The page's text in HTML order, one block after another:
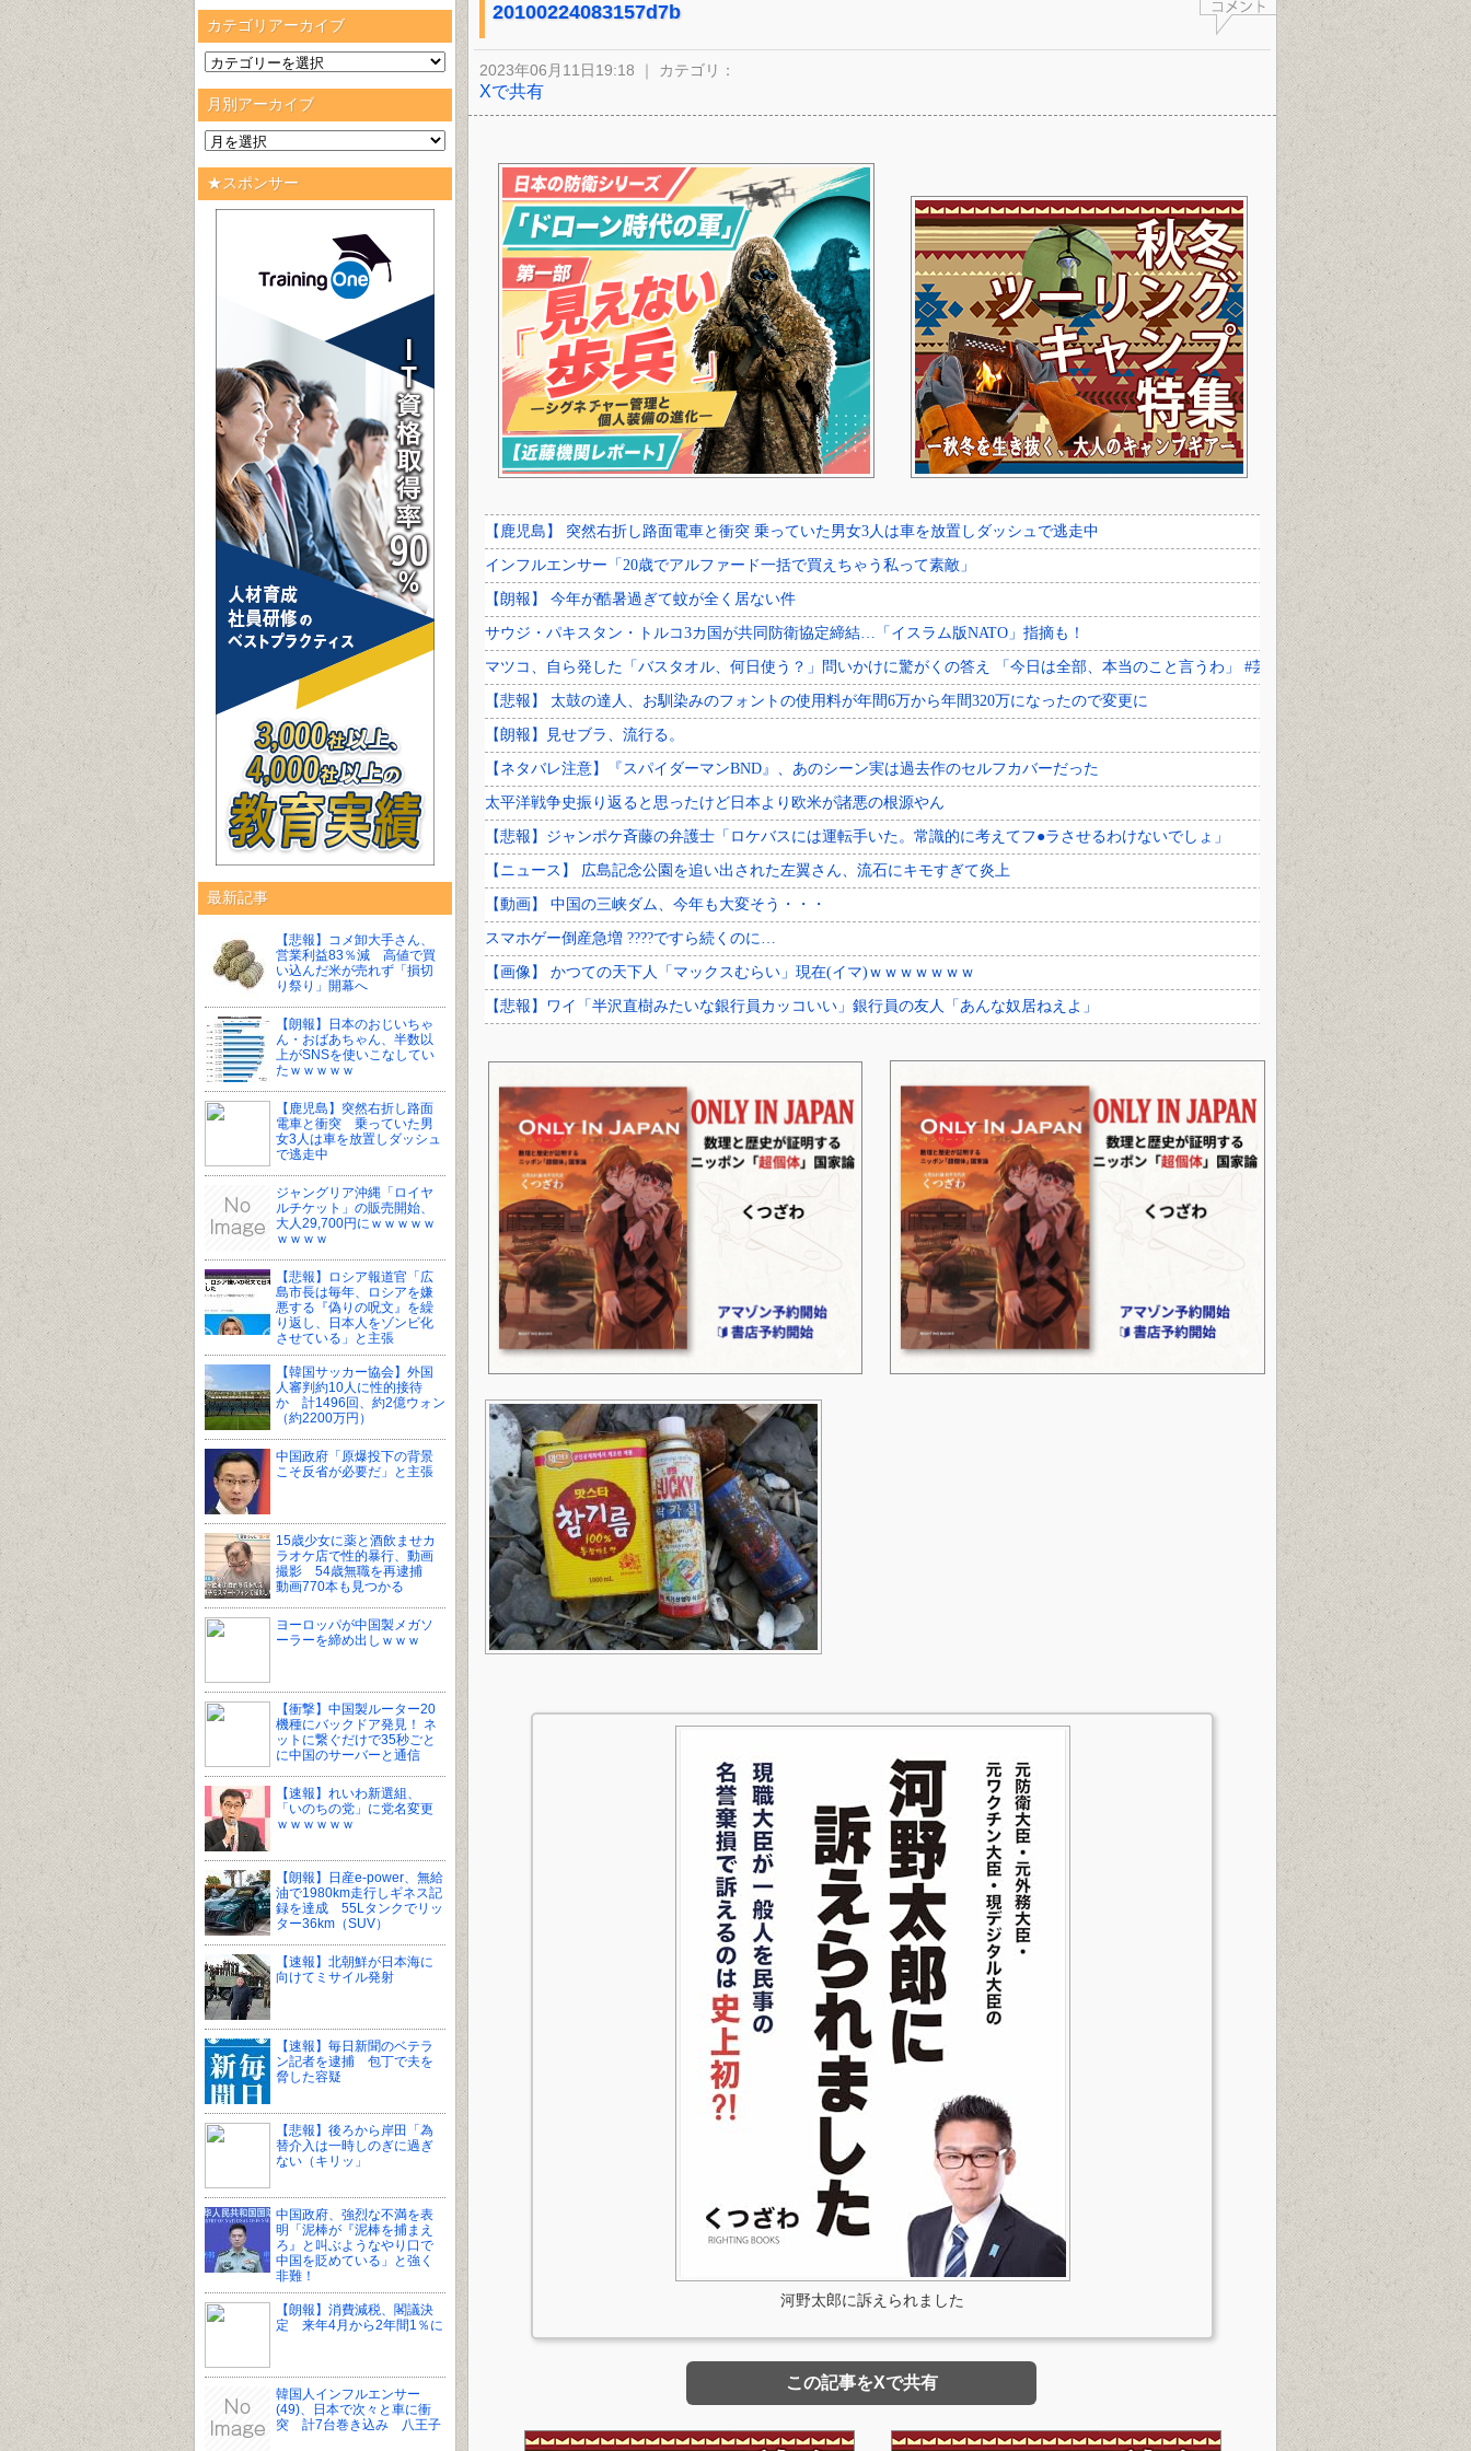
カテゴリアーカイブ
月別アーカイブ
★スポンサー
最新記事
【悲報】コメ卸大手さん、
営業利益83％減 高値で買
い込んだ米が売れず「損切
り祭り」開幕へ
【朗報】日本のおじいちゃ
ん・おばあちゃん、半数以
上がSNSを使いこなしてい
たｗｗｗｗｗ
【鹿児島】突然右折し路面
電車と衝突 乗っていた男
女3人は車を放置しダッシュ
で逃走中
ジャングリア沖縄「ロイヤ
ルチケット」の販売開始、
大人29,700円にｗｗｗｗｗ
ｗｗｗｗ
【悲報】ロシア報道官「広
島市長は毎年、ロシアを嫌
悪する『偽りの呪文』を繰
り返し、日本人をゾンビ化
させている」と主張
【韓国サッカー協会】外国
人審判約10人に性的接待
か 計1496回、約2億ウォン
（約2200万円）
中国政府「原爆投下の背景
こそ反省が必要だ」と主張
15歳少女に薬と酒飲ませカ
ラオケ店で性的暴行、動画
撮影 54歳無職を再逮捕
動画770本も見つかる
ヨーロッパが中国製メガソ
ーラーを締め出しｗｗｗ
【衝撃】中国製ルーター20
機種にバックドア発見！ ネ
ットに繋ぐだけで35秒ごと
に中国のサーバーと通信
【速報】れいわ新選組、
「いのちの党」に党名変更
ｗｗｗｗｗｗ
【朗報】日産e-power、無給
油で1980km走行しギネス記
録を達成 55Lタンクでリッ
ター36km（SUV）
【速報】北朝鮮が日本海に
向けてミサイル発射
【速報】毎日新聞のベテラ
ン記者を逮捕 包丁で夫を
脅した容疑
【悲報】後ろから岸田「為
替介入は一時しのぎに過ぎ
ない（キリッ」
中国政府、強烈な不満を表
明「泥棒が『泥棒を捕まえ
ろ』と叫ぶようなやり口で
中国を貶めている」と強く
非難！
【朗報】消費減税、閣議決
定 来年4月から2年間1％に
韓国人インフルエンサー
(49)、日本で次々と車に衝
突 計7台巻き込み 八王子
20100224083157d7b
2023年06月11日19:18 ｜ カテゴリ：
Xで共有
河野太郎に訴えられました
この記事をXで共有